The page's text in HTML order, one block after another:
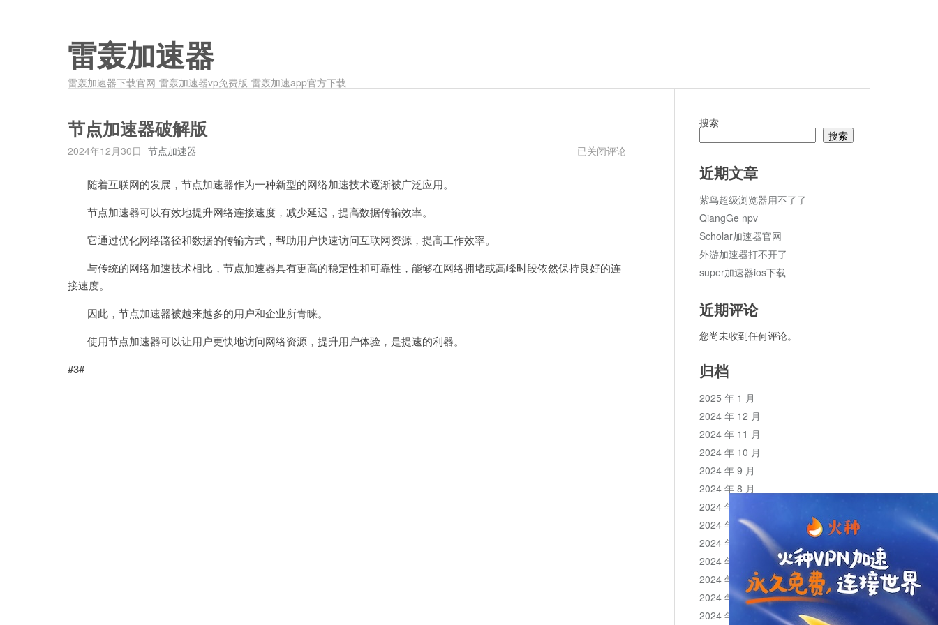
雷轰加速器
雷轰加速器下载官网-雷轰加速器vp免费版-雷轰加速app官方下载
节点加速器破解版
2024年12月30日 节点加速器
节
已关闭评论
随着互联网的发展，节点加速器作为一种新型的网络加速技术逐渐被广泛应用。
节点加速器可以有效地提升网络连接速度，减少延迟，提高数据传输效率。
它通过优化网络路径和数据的传输方式，帮助用户快速访问互联网资源，提高工作效率。
与传统的网络加速技术相比，节点加速器具有更高的稳定性和可靠性，能够在网络拥堵或高峰时段依然保持良好的连
接速度。
因此，节点加速器被越来越多的用户和企业所青睐。
使用节点加速器可以让用户更快地访问网络资源，提升用户体验，是提速的利器。
#3#
搜索
搜索
近期文章
紫鸟超级浏览器用不了了
QiangGe npv
Scholar加速器官网
外游加速器打不开了
super加速器ios下载
近期评论
您尚未收到任何评论。
归档
2025 年 1 月
2024 年 12 月
2024 年 11 月
2024 年 10 月
2024 年 9 月
2024 年 8 月
2024 年 7 月
2024 年 6 月
2024 年 5 月
2024 年 4 月
2024 年 3 月
2024 年 2 月
2024 年 1 月